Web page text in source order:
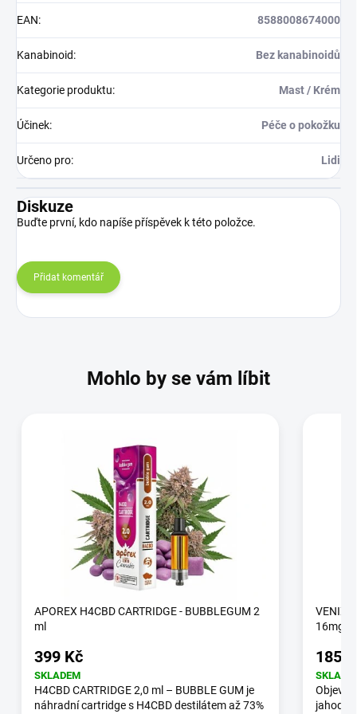
EAN: 8588008674000
Kanabinoid: Bez kanabinoidů
Kategorie produktu: Mast / Krém
Účinek: Péče o pokožku
Určeno pro: Lidi
Diskuze
Buďte první, kdo napíše příspěvek k této položce.
Přidat komentář
Mohlo by se vám líbit
APOREX H4CBD CARTRIDGE - BUBBLEGUM 2
ml
399 Kč
SKLADEM
H4CBD CARTRIDGE 2,0 ml – BUBBLE GUM je
náhradní cartridge s H4CBD destilátem až 73%
VENIX-
16mg/
185
Objev
jahoda-